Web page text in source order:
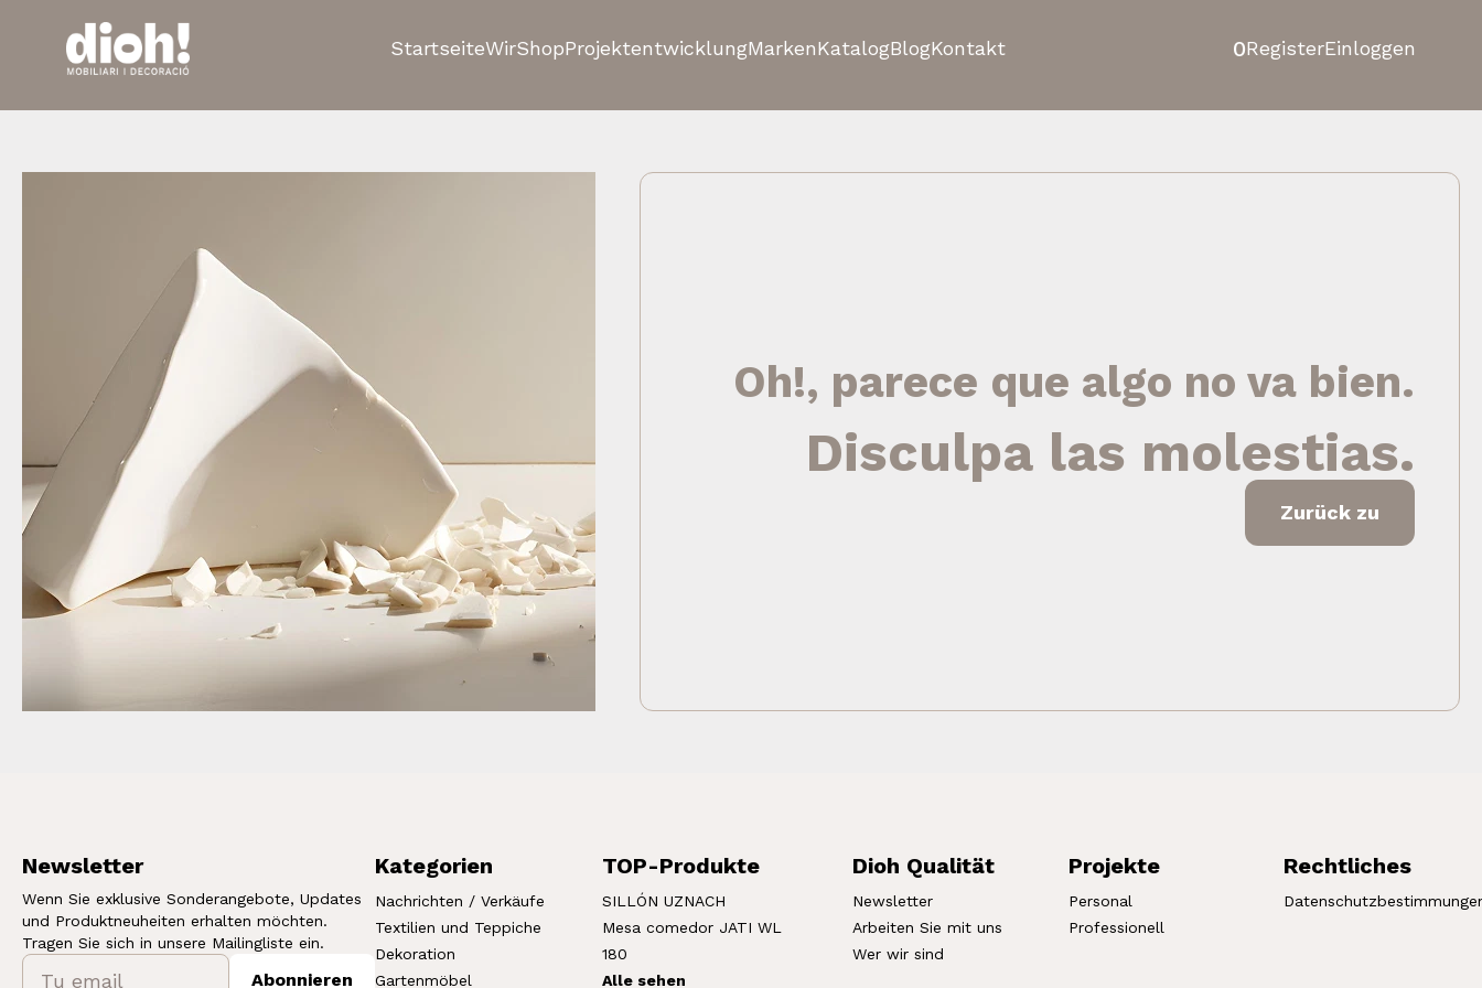
StartseiteWirShopProjektentwicklungMarkenKatalogBlogKontakt 0RegisterEinloggen
Oh!, parece que algo no va bien.
Disculpa las molestias.
Zurück zu
Newsletter
Wenn Sie exklusive Sonderangebote, Updates
und Produktneuheiten erhalten möchten.
Tragen Sie sich in unsere Mailingliste ein.
Abonnieren
Kategorien
Nachrichten / Verkäufe
Textilien und Teppiche
Dekoration
Gartenmöbel
TOP-Produkte
SILLÓN UZNACH
Mesa comedor JATI WL
180
Alle sehen
Dioh Qualität
Newsletter
Arbeiten Sie mit uns
Wer wir sind
Projekte
Personal
Professionell
Rechtliches